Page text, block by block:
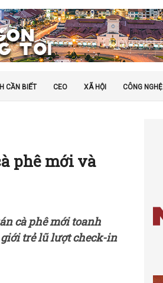
CẦN BIẾT CEO XÃ HỘI CÔNG NGHỆ
phê mới và
cà phê mới toanh
giới trẻ lũ lượt check-in